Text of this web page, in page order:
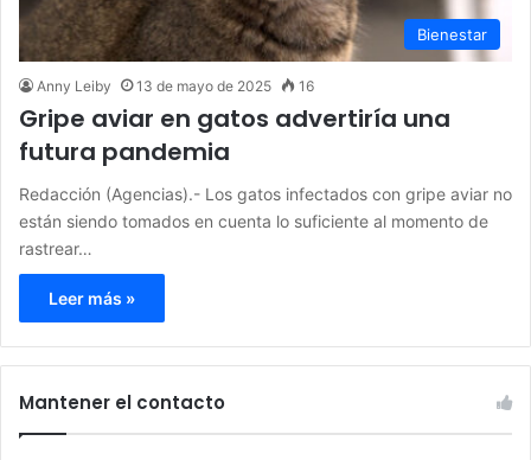
Bienestar
Anny Leiby 13 de mayo de 2025 16
Gripe aviar en gatos advertiría una
futura pandemia
Redacción (Agencias).- Los gatos infectados con gripe aviar no
están siendo tomados en cuenta lo suficiente al momento de
rastrear…
Leer más »
Mantener el contacto